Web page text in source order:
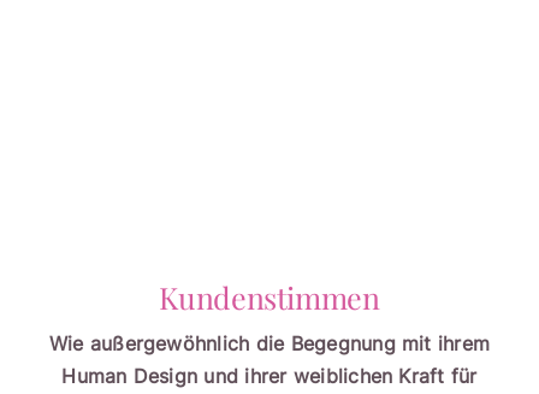
Kundenstimmen
Wie außergewöhnlich die Begegnung mit ihrem
Human Design und ihrer weiblichen Kraft für